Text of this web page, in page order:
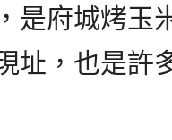
是府城烤玉
址，也是許